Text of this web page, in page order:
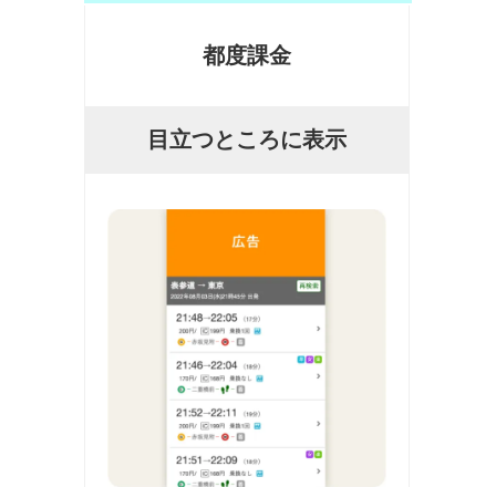
都度課金
目立つところに表示